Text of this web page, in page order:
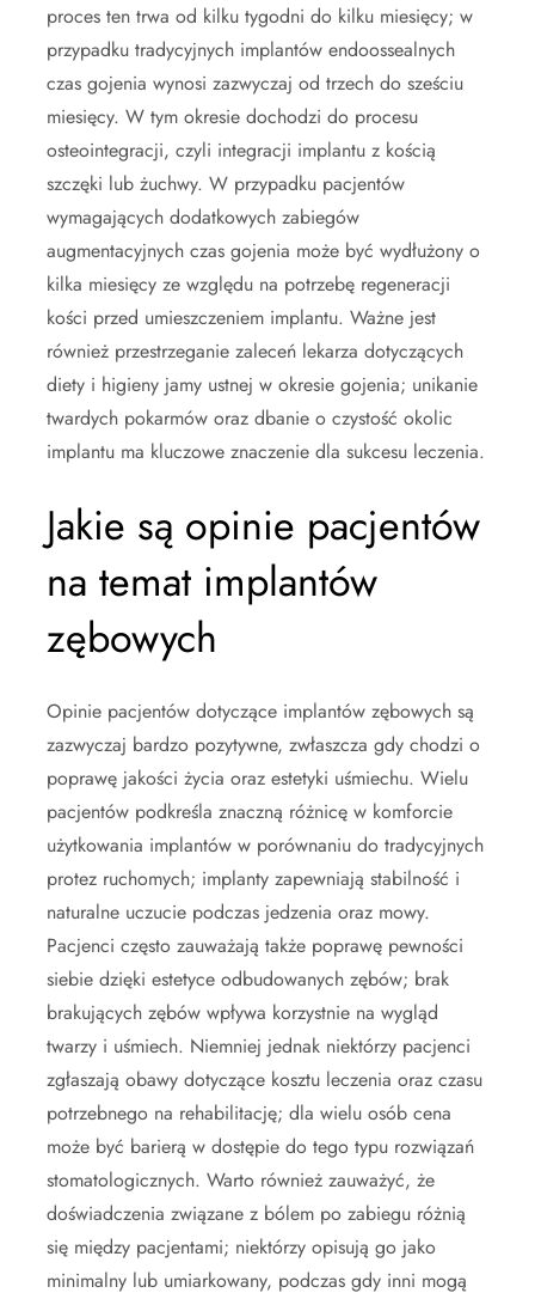
proces ten trwa od kilku tygodni do kilku miesięcy; w
przypadku tradycyjnych implantów endoossealnych
czas gojenia wynosi zazwyczaj od trzech do sześciu
miesięcy. W tym okresie dochodzi do procesu
osteointegracji, czyli integracji implantu z kością
szczęki lub żuchwy. W przypadku pacjentów
wymagających dodatkowych zabiegów
augmentacyjnych czas gojenia może być wydłużony o
kilka miesięcy ze względu na potrzebę regeneracji
kości przed umieszczeniem implantu. Ważne jest
również przestrzeganie zaleceń lekarza dotyczących
diety i higieny jamy ustnej w okresie gojenia; unikanie
twardych pokarmów oraz dbanie o czystość okolic
implantu ma kluczowe znaczenie dla sukcesu leczenia.
Jakie są opinie pacjentów
na temat implantów
zębowych
Opinie pacjentów dotyczące implantów zębowych są
zazwyczaj bardzo pozytywne, zwłaszcza gdy chodzi o
poprawę jakości życia oraz estetyki uśmiechu. Wielu
pacjentów podkreśla znaczną różnicę w komforcie
użytkowania implantów w porównaniu do tradycyjnych
protez ruchomych; implanty zapewniają stabilność i
naturalne uczucie podczas jedzenia oraz mowy.
Pacjenci często zauważają także poprawę pewności
siebie dzięki estetyce odbudowanych zębów; brak
brakujących zębów wpływa korzystnie na wygląd
twarzy i uśmiech. Niemniej jednak niektórzy pacjenci
zgłaszają obawy dotyczące kosztu leczenia oraz czasu
potrzebnego na rehabilitację; dla wielu osób cena
może być barierą w dostępie do tego typu rozwiązań
stomatologicznych. Warto również zauważyć, że
doświadczenia związane z bólem po zabiegu różnią
się między pacjentami; niektórzy opisują go jako
minimalny lub umiarkowany, podczas gdy inni mogą